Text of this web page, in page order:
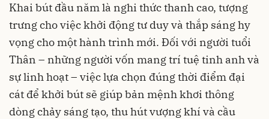
Khai bút đầu năm là nghi thức thanh cao, tượng
trưng cho việc khởi động tư duy và thắp sáng hy
vọng cho một hành trình mới. Đối với người tuổi
Thân – những người vốn mang trí tuệ tinh anh và
sự linh hoạt – việc lựa chọn đúng thời điểm đại
cát để khởi bút sẽ giúp bản mệnh khơi thông
dòng chảy sáng tạo, thu hút vượng khí và cầu